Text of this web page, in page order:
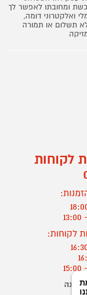
ומחובתו לאפשר לך
ואלקטרוני דומה,
תשלום או תמורה
לקוחות
לקוחות: